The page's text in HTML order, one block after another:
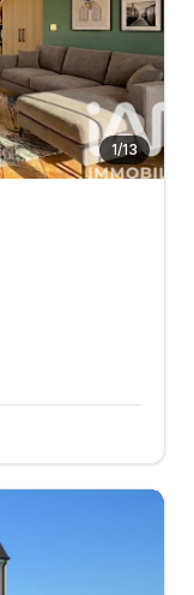
1/13